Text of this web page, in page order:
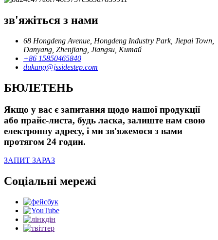
зв'яжіться з нами
68 Hongdeng Avenue, Hongdeng Industry Park, Jiepai Town,
Danyang, Zhenjiang, Jiangsu, Китай
+86 15850465840
dukang@jssidestep.com
БЮЛЕТЕНЬ
Якщо у вас є запитання щодо нашої продукції
або прайс-листа, будь ласка, залиште нам свою
електронну адресу, і ми зв'яжемося з вами
протягом 24 годин.
ЗАПИТ ЗАРАЗ
Соціальні мережі